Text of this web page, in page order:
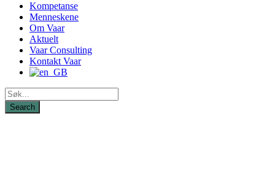
Kompetanse
Menneskene
Om Vaar
Aktuelt
Vaar Consulting
Kontakt Vaar